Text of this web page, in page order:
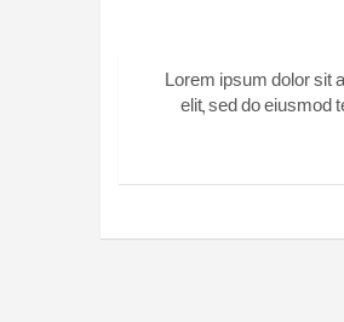
Lorem ipsum dolor sit
elit, sed do eiusmod